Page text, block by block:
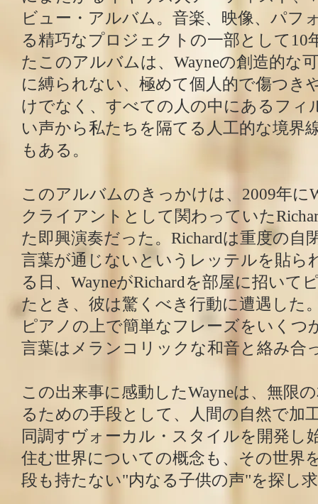
ビュー・アルバム。音楽、映像、パフ
る精巧なプロジェクトの一部として10
たこのアルバムは、Wayneの創造的な
に縛られない、極めて個人的で傷つき
けでなく、すべての人の中にあるフィ
い声から私たちを隔てる人工的な境界
もある。
このアルバムのきっかけは、2009年に
クライアントとして関わっていた
た即興演奏だった。Richardは重度の自
言葉が通じないというレッテルを貼ら
る日、WayneがRichardを部屋に招いて
たとき、彼は驚くべき行動に遭遇した
ピアノの上で簡単なフレーズをいくつ
言葉はメランコリックな和音と絡み合
この出来事に感動したWayneは、無限
るための手段として、人間の自然で加
同調すヴォーカル・スタイルを開発し
住む世界についての概念も、その世界
段も持たない"内なる子供の声"を探し